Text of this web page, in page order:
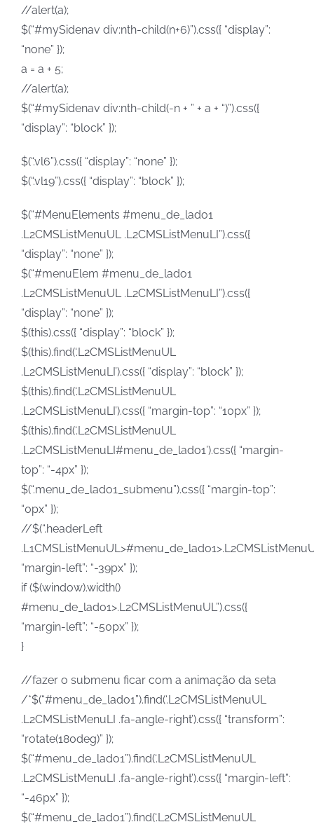
//alert(a);
$(“#mySidenav div:nth-child(n+6)”).css({ “display”:
“none” });
a = a + 5;
//alert(a);
$(“#mySidenav div:nth-child(-n + ” + a + “)”).css({
“display”: “block” });
$(“.vl6”).css({ “display”: “none” });
$(“.vl19”).css({ “display”: “block” });
$(“#MenuElements #menu_de_lado1
.L2CMSListMenuUL .L2CMSListMenuLI”).css({
“display”: “none” });
$(“#menuElem #menu_de_lado1
.L2CMSListMenuUL .L2CMSListMenuLI”).css({
“display”: “none” });
$(this).css({ “display”: “block” });
$(this).find(‘.L2CMSListMenuUL
.L2CMSListMenuLI’).css({ “display”: “block” });
$(this).find(‘.L2CMSListMenuUL
.L2CMSListMenuLI’).css({ “margin-top”: “10px” });
$(this).find(‘.L2CMSListMenuUL
.L2CMSListMenuLI#menu_de_lado1’).css({ “margin-
top”: “-4px” });
$(“.menu_de_lado1_submenu”).css({ “margin-top”:
“0px” });
//$(“.headerLeft
“margin-left”: “-39px” });
if ($(window).width()
#menu_de_lado1>.L2CMSListMenuUL”).css({
“margin-left”: “-50px” });
}
//fazer o submenu ficar com a animação da seta
/*$(“#menu_de_lado1”).find(‘.L2CMSListMenuUL
.L2CMSListMenuLI .fa-angle-right’).css({ “transform”:
“rotate(180deg)” });
$(“#menu_de_lado1”).find(‘.L2CMSListMenuUL
.L2CMSListMenuLI .fa-angle-right’).css({ “margin-left”:
“-46px” });
$(“#menu_de_lado1”).find(‘.L2CMSListMenuUL